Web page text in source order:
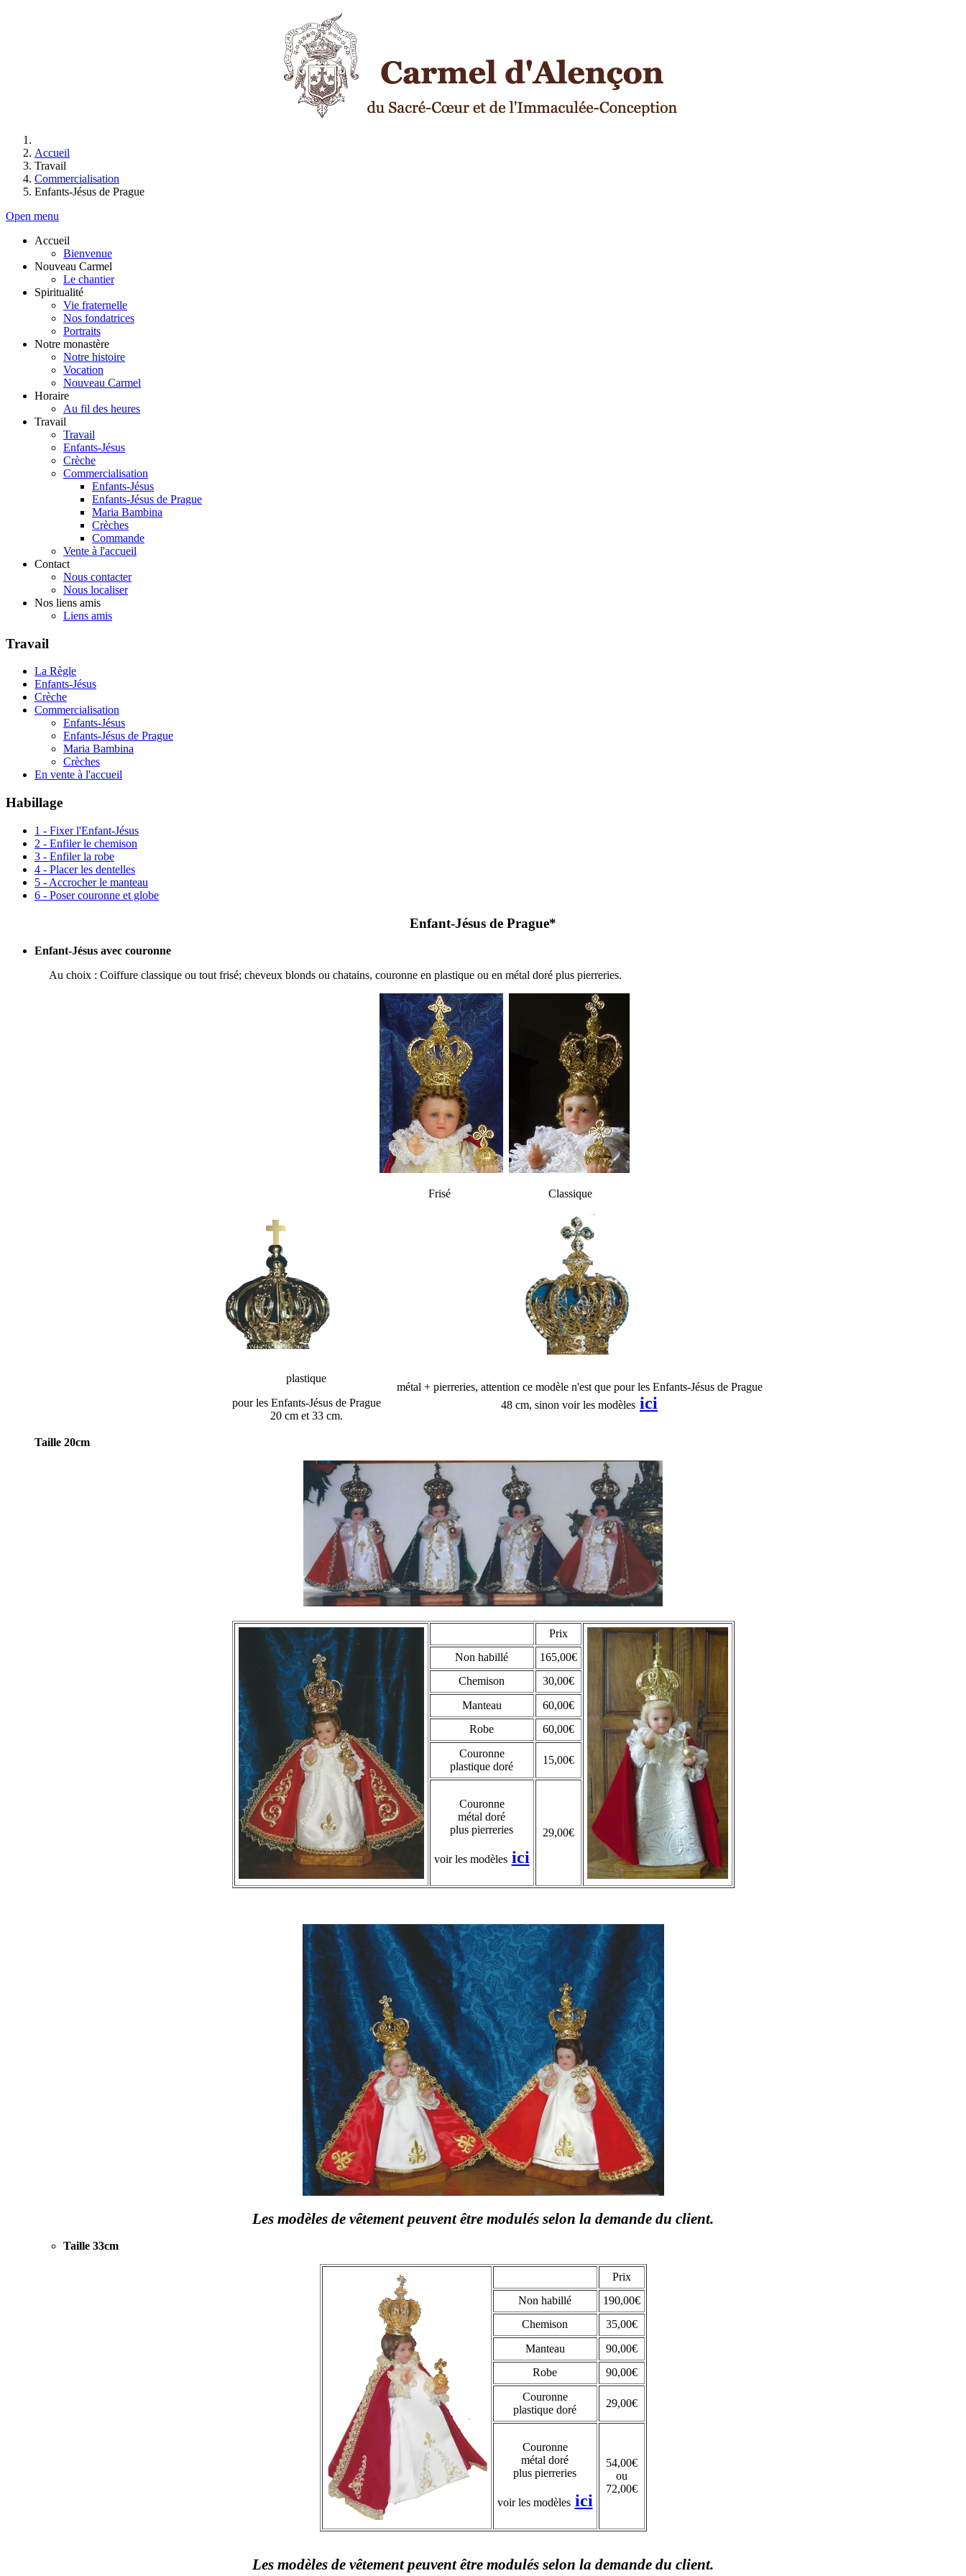
Accueil
Travail
Commercialisation
Enfants-Jésus de Prague
Open menu
Accueil
Bienvenue
Nouveau Carmel
Le chantier
Spiritualité
Vie fraternelle
Nos fondatrices
Portraits
Notre monastère
Notre histoire
Vocation
Nouveau Carmel
Horaire
Au fil des heures
Travail
Travail
Enfants-Jésus
Crèche
Commercialisation
Enfants-Jésus
Enfants-Jésus de Prague
Maria Bambina
Crèches
Commande
Vente à l'accueil
Contact
Nous contacter
Nous localiser
Nos liens amis
Liens amis
Travail
La Règle
Enfants-Jésus
Crèche
Commercialisation
Enfants-Jésus
Enfants-Jésus de Prague
Maria Bambina
Crèches
En vente à l'accueil
Habillage
1 - Fixer l'Enfant-Jésus
2 - Enfiler le chemison
3 - Enfiler la robe
4 - Placer les dentelles
5 - Accrocher le manteau
6 - Poser couronne et globe
Enfant-Jésus de Prague*
Enfant-Jésus avec couronne
Au choix : Coiffure classique ou tout frisé; cheveux blonds ou chatains, couronne en plastique ou en métal doré plus pierreries.
Frisé Classique
plastique
pour les Enfants-Jésus de Prague
20 cm et 33 cm.
métal + pierreries, attention ce modèle n'est que pour les Enfants-Jésus de Prague
48 cm, sinon voir les modèles ici
Taille 20cm
Prix
Non habillé
165,00€
Chemison
30,00€
Manteau
60,00€
Robe
60,00€
Couronne
plastique doré
15,00€
Couronne
métal doré
plus pierreries
voir les modèles ici
29,00€
Les modèles de vêtement peuvent être modulés selon la demande du client.
Taille 33cm
Prix
Non habillé
190,00€
Chemison
35,00€
Manteau
90,00€
Robe
90,00€
Couronne
plastique doré
29,00€
Couronne
métal doré
plus pierreries
voir les modèles ici
54,00€
ou
72,00€
Les modèles de vêtement peuvent être modulés selon la demande du client.